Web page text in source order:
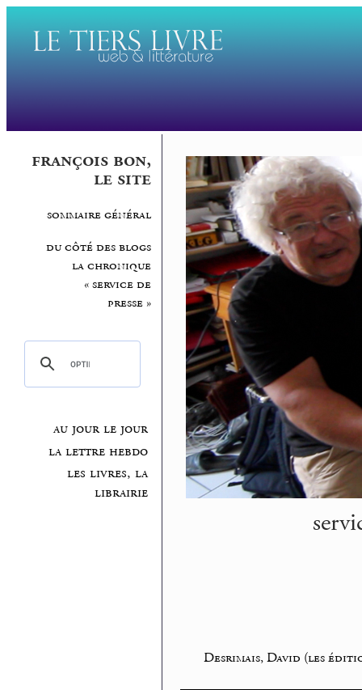
françois bon,
le site
sommaire général
du côté des blogs
la chronique
« service de
presse »
au jour le jour
la lettre hebdo
les livres, la
librairie
Desrimais, David (les